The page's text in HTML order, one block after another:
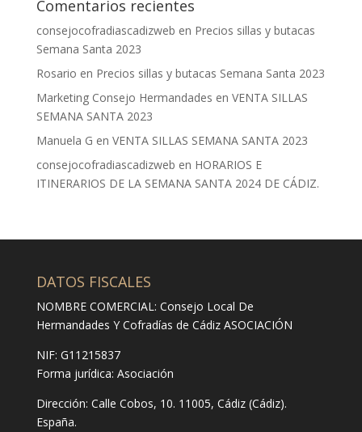
Comentarios recientes
consejocofradiascadizweb en Precios sillas y butacas
Semana Santa 2023
Rosario en Precios sillas y butacas Semana Santa 2023
Marketing Consejo Hermandades en VENTA SILLAS
SEMANA SANTA 2023
Manuela G en VENTA SILLAS SEMANA SANTA 2023
consejocofradiascadizweb en HORARIOS E
ITINERARIOS DE LA SEMANA SANTA 2024 DE CÁDIZ.
DATOS FISCALES
NOMBRE COMERCIAL: Consejo Local De
Hermandades Y Cofradías de Cádiz ASOCIACIÓN
NIF: G11215837
Forma jurídica: Asociación
Dirección: Calle Cobos, 10. 11005, Cádiz (Cádiz).
España.